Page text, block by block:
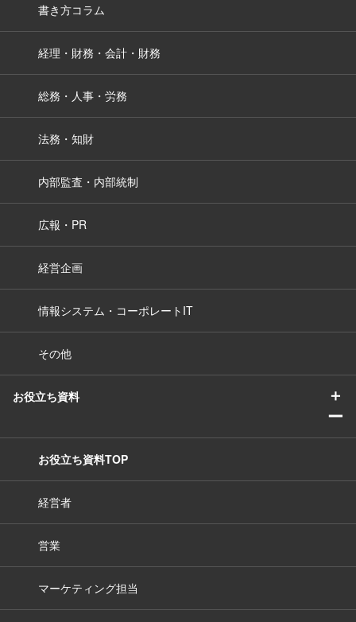
書き方コラム
経理・財務・会計・財務
総務・人事・労務
法務・知財
内部監査・内部統制
広報・PR
経営企画
情報システム・コーポレートIT
その他
お役立ち資料
＋
ー
お役立ち資料TOP
経営者
営業
マーケティング担当